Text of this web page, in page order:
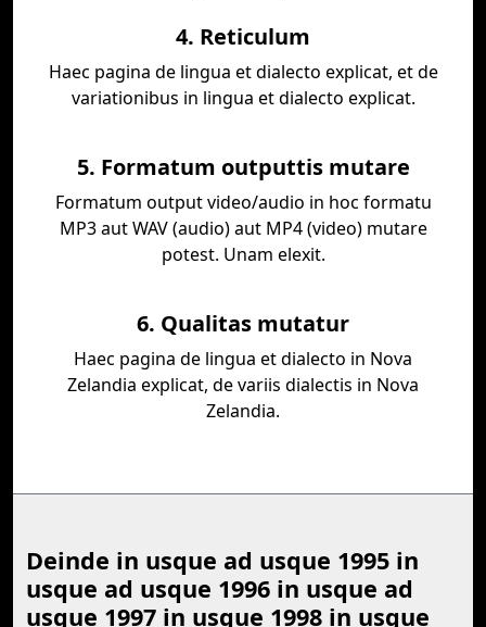
4. Reticulum
Haec pagina de lingua et dialecto explicat, et de
variationibus in lingua et dialecto explicat.
5. Formatum outputtis mutare
Formatum output video/audio in hoc formatu
MP3 aut WAV (audio) aut MP4 (video) mutare
potest. Unam elexit.
6. Qualitas mutatur
Haec pagina de lingua et dialecto in Nova
Zelandia explicat, de variis dialectis in Nova
Zelandia.
Deinde in usque ad usque 1995 in
usque ad usque 1996 in usque ad
usque 1997 in usque 1998 in usque